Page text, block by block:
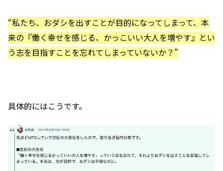
“私たち、おダシを出すことが目的になってしまって、本
来の『働く幸せを感じる、かっこいい大人を増やす』とい
う志を目指すことを忘れてしまっていないか？”
具体的にはこうです。